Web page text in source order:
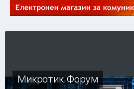
Микротик Форум